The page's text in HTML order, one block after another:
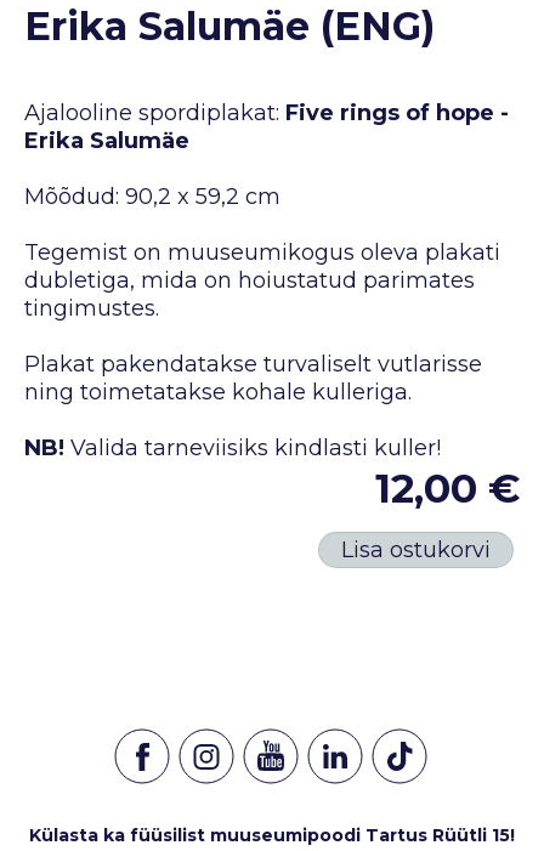
Erika Salumäe (ENG)
Ajalooline spordiplakat: Five rings of hope -
Erika Salumäe
Mõõdud: 90,2 x 59,2 cm
Tegemist on muuseumikogus oleva plakati
dubletiga, mida on hoiustatud parimates
tingimustes.
Plakat pakendatakse turvaliselt vutlarisse
ning toimetatakse kohale kulleriga.
NB! Valida tarneviisiks kindlasti kuller!
12,00 €
Lisa ostukorvi
Külasta ka füüsilist muuseumipoodi Tartus Rüütli 15!